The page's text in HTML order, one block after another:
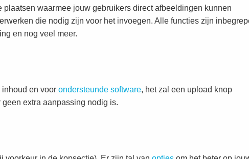
waarmee jouw gebruikers direct afbeeldingen kunnen
die nodig zijn voor het invoegen. Alle functies zijn
en nog veel meer.
en voor ondersteunde software, het zal een upload knop
extra aanpassing nodig is.